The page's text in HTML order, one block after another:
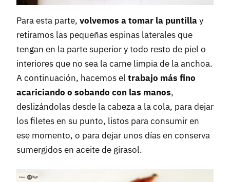
Para esta parte, volvemos a tomar la puntillay
retiramos las pequeñas espinas laterales que
tengan en la parte superior y todo resto de piel o
interiores que no sea la carne limpia de la anchoa.
A continuación, hacemos el trabajo más fino
acariciando o sobando con las manos,
deslizándolas desde la cabeza a la cola, para dejar
los filetes en su punto, listos para consumir en
ese momento, o para dejar unos días en conserva
sumergidos en aceite de girasol.